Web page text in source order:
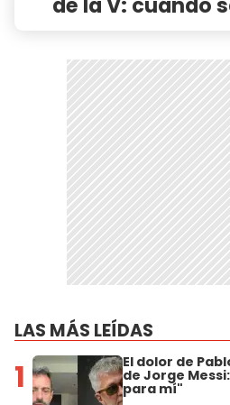
LAS MÁS LEÍDAS
1 El dolor de
de Jorge
para mí"